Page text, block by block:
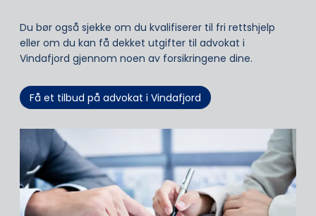
Du bør også sjekke om du kvalifiserer til fri rettshjelp
eller om du kan få dekket utgifter til advokat i
Vindafjord gjennom noen av forsikringene dine.
Få et tilbud på advokat i Vindafjord